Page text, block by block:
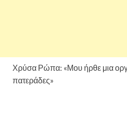
Χρύσα Ρώπα: «Μου ήρθε μια
πατεράδες»